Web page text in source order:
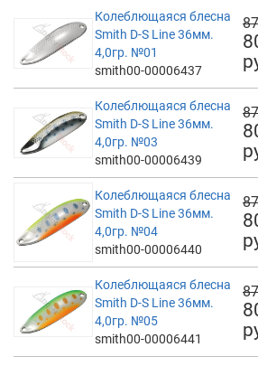
Колеблющаяся блесна
Smith D-S Line 36мм.
4,0гр. №01
smith00-00006437
Колеблющаяся блесна
Smith D-S Line 36мм.
4,0гр. №03
smith00-00006439
Колеблющаяся блесна
Smith D-S Line 36мм.
4,0гр. №04
smith00-00006440
Колеблющаяся блесна
Smith D-S Line 36мм.
4,0гр. №05
smith00-00006441